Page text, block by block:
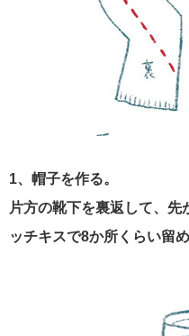
1、帽子を作る。
片方の靴下を裏返して、
ッチキスで8か所くらい留